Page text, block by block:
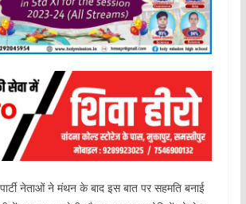
पार्टी नेताओं ने मंथन के बाद इस बात पर सहमति बनाई